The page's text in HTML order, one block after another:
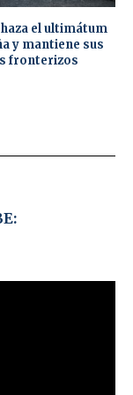
el ultimátum
y mantiene sus
fronterizos